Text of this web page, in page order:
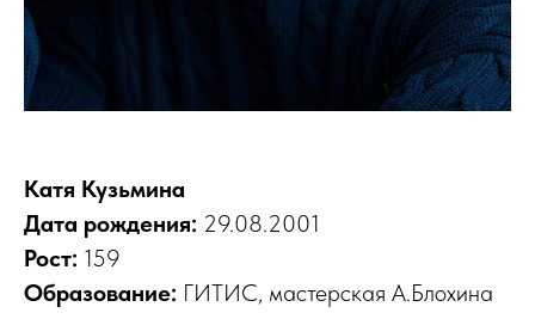
Катя Кузьмина
Дата рождения: 29.08.2001
Рост: 159
Образование: ГИТИС, мастерская А.Блохина